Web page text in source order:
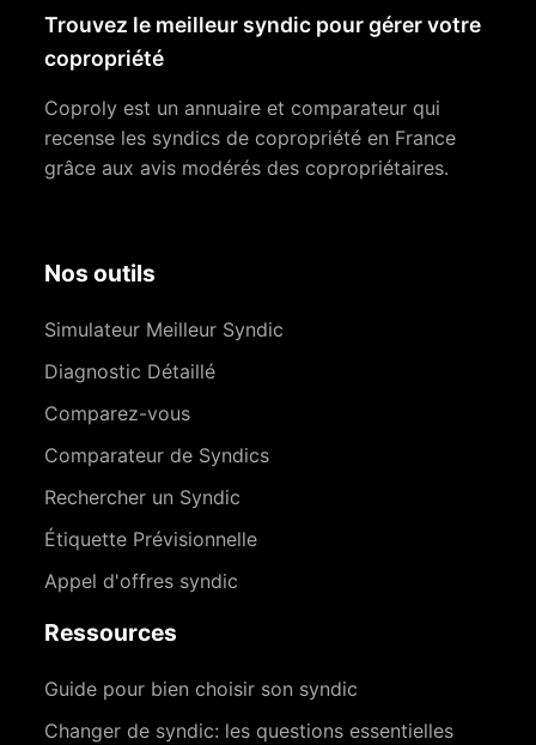
Trouvez le meilleur syndic pour gérer votre
copropriété
Coproly est un annuaire et comparateur qui
recense les syndics de copropriété en France
grâce aux avis modérés des copropriétaires.
Nos outils
Simulateur Meilleur Syndic
Diagnostic Détaillé
Comparez-vous
Comparateur de Syndics
Rechercher un Syndic
Étiquette Prévisionnelle
Appel d'offres syndic
Ressources
Guide pour bien choisir son syndic
Changer de syndic: les questions essentielles